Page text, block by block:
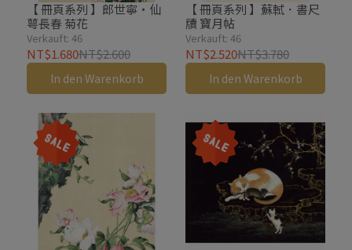
【 冊頁系列 】郎世寧・仙
萼長春 菊花
Verkauft: 46
NT$1.680NT$2.600
In den Warenkorb
【 冊頁系列 】蘇軾．書尺
牘 寶月帖
Verkauft: 46
NT$2.520NT$3.780
In den Warenkorb